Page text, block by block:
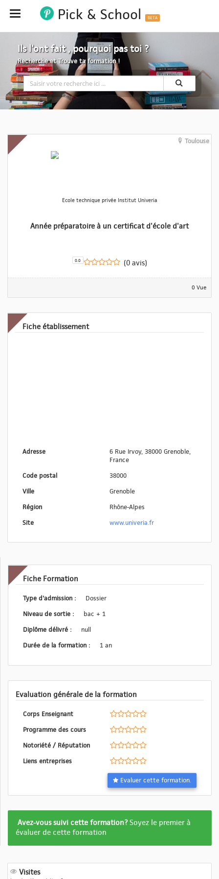
Hide Pick & School BETA
Ils l'ont fait , pourquoi pas toi ?
Recherche et Trouve ta formation !
Toulouse
Ecole technique privée Institut Univeria
Année préparatoire à un certificat d'école d'art
0.0 (0 avis)
0 Vue
Fiche établissement
Adresse
6 Rue Irvoy, 38000 Grenoble,
France
Code postal
38000
Ville
Grenoble
Région
Rhône-Alpes
Site
www.univeria.fr
Fiche Formation
Type d'admission :
Dossier
Niveau de sortie :
bac + 1
Diplôme délivré :
null
Durée de la formation :
1 an
Evaluation générale de la formation
Corps Enseignant
Programme des cours
Notoriété / Réputation
Liens entreprises
Evaluer cette formation.
Formation
pas
Avez-vous suivi cette formation?Soyez le premier à
évaluer de cette formation
Visites